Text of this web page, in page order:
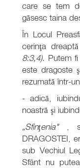
care se tem
găsesc taina
În Locul
cerinţa
8:3,4). Putem
este dragoste
rezumată într-
- adică,
noastră şi
„Sfinţenia",
DRAGOSTEI,
sub Vechiul
Sfânt nu